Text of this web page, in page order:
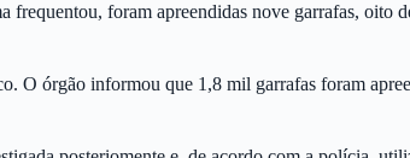
foram apreendidas nove garrafas, oito
O órgão informou que 1,8 mil garrafas foram